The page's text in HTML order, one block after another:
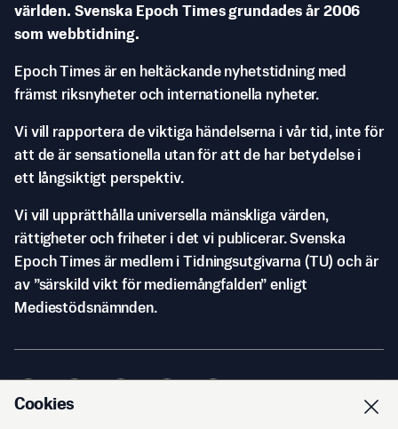
världen. Svenska Epoch Times grundades år 2006
som webbtidning.
Epoch Times är en heltäckande nyhetstidning med
främst riksnyheter och internationella nyheter.
Vi vill rapportera de viktiga händelserna i vår tid, inte för
att de är sensationella utan för att de har betydelse i
ett långsiktigt perspektiv.
Vi vill upprätthålla universella mänskliga värden,
rättigheter och friheter i det vi publicerar. Svenska
Epoch Times är medlem i Tidningsutgivarna (TU) och är
av ”särskild vikt för mediemångfalden” enligt
Mediestödsnämnden.
Cookies